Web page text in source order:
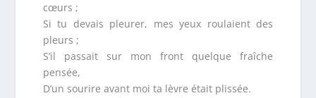
cœurs ;
Si tu devais pleurer, mes yeux roulaient des
pleurs ;
S’il passait sur mon front quelque fraîche
pensée,
D’un sourire avant moi ta lèvre était plissée.